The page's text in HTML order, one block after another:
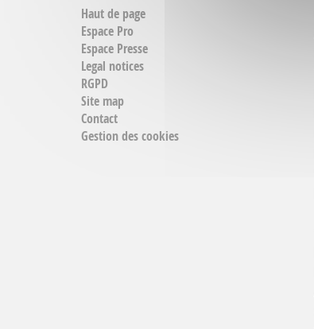
Haut de page
Espace Pro
Espace Presse
Legal notices
RGPD
Site map
Contact
Gestion des cookies